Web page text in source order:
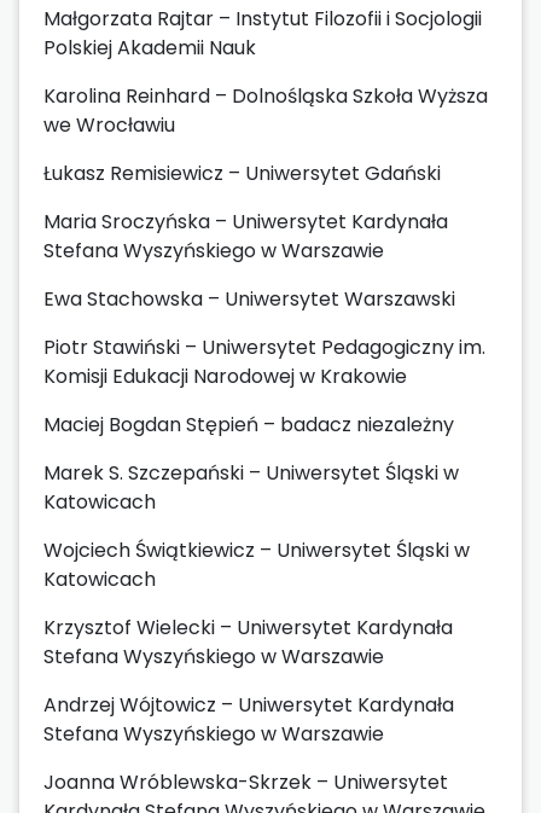
Małgorzata Rajtar – Instytut Filozofii i Socjologii
Polskiej Akademii Nauk
Karolina Reinhard – Dolnośląska Szkoła Wyższa
we Wrocławiu
Łukasz Remisiewicz – Uniwersytet Gdański
Maria Sroczyńska – Uniwersytet Kardynała
Stefana Wyszyńskiego w Warszawie
Ewa Stachowska – Uniwersytet Warszawski
Piotr Stawiński – Uniwersytet Pedagogiczny im.
Komisji Edukacji Narodowej w Krakowie
Maciej Bogdan Stępień – badacz niezależny
Marek S. Szczepański – Uniwersytet Śląski w
Katowicach
Wojciech Świątkiewicz – Uniwersytet Śląski w
Katowicach
Krzysztof Wielecki – Uniwersytet Kardynała
Stefana Wyszyńskiego w Warszawie
Andrzej Wójtowicz – Uniwersytet Kardynała
Stefana Wyszyńskiego w Warszawie
Joanna Wróblewska-Skrzek – Uniwersytet